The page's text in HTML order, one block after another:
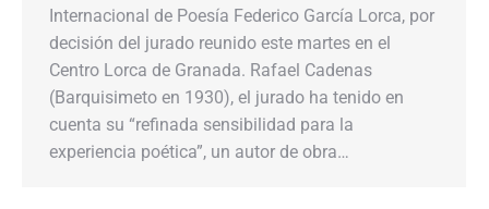
Internacional de Poesía Federico García Lorca, por
decisión del jurado reunido este martes en el
Centro Lorca de Granada. Rafael Cadenas
(Barquisimeto en 1930), el jurado ha tenido en
cuenta su “refinada sensibilidad para la
experiencia poética”, un autor de obra…